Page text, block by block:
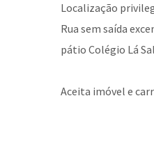
Localização
Rua sem saída
pátio Colégio Lá
Aceita imóvel e